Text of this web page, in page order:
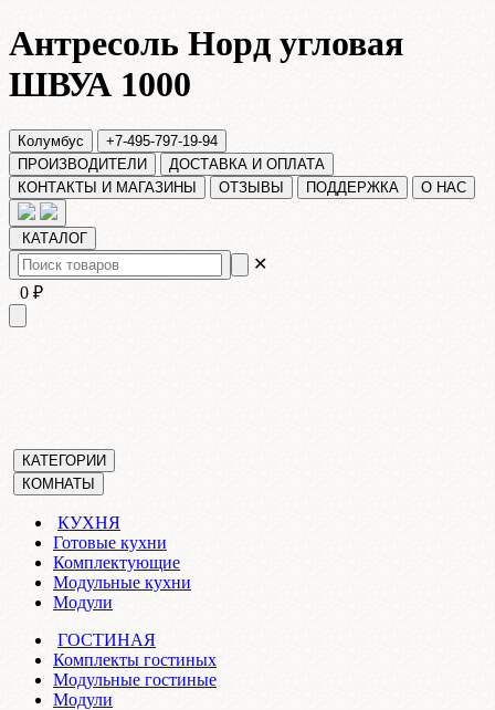
Антресоль Норд угловая
ШВУА 1000
Колумбус
+7-495-797-19-94
ПРОИЗВОДИТЕЛИ
ДОСТАВКА И ОПЛАТА
КОНТАКТЫ И МАГАЗИНЫ
ОТЗЫВЫ ПОДДЕРЖКА О НАС
КАТАЛОГ
✕
0 ₽
КАТЕГОРИИ
КОМНАТЫ
КУХНЯ
Готовые кухни
Комплектующие
Модульные кухни
Модули
ГОСТИНАЯ
Комплекты гостиных
Модульные гостиные
Модули